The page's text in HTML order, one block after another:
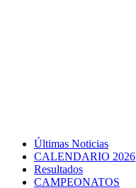
Últimas Noticias
CALENDARIO 2026
Resultados
CAMPEONATOS